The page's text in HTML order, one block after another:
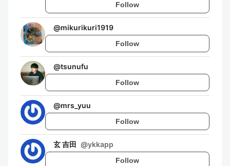
Follow
@mikurikuri1919
Follow
@tsunufu
Follow
@mrs_yuu
Follow
玄 吉田 @ykkapp
Follow